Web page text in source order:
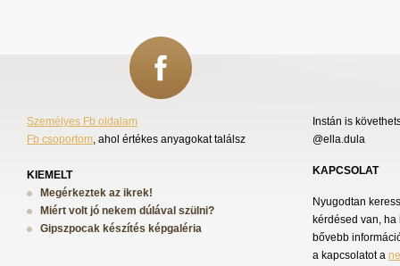
Személyes Fb oldalam
Fb csoportom, ahol értékes anyagokat találsz
KIEMELT
Megérkeztek az ikrek!
Miért volt jó nekem dúlával szülni?
Gipszpocak készítés képgaléria
Instán is
@ella.dula
KAPCSOLAT
Nyugodtan
kérdésed van,
bővebb
a kapcsolatot a